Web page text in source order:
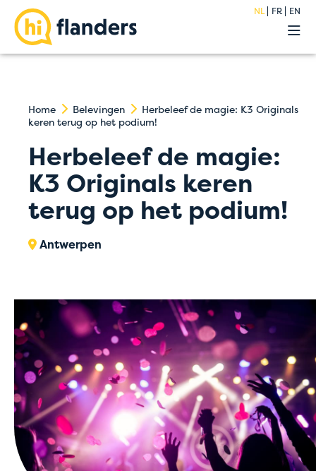
NL FR EN
Acties
Blog
Jobs
Contact
Home Belevingen
Herbeleef de magie: K3 Originals
keren terug op het podium!
Herbeleef de magie:
K3 Originals keren
terug op het podium!
Antwerpen